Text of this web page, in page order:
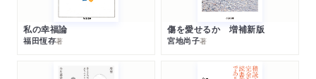
私の幸福論
福田恆存著
傷を愛せるか 増補新版
宮地尚子著